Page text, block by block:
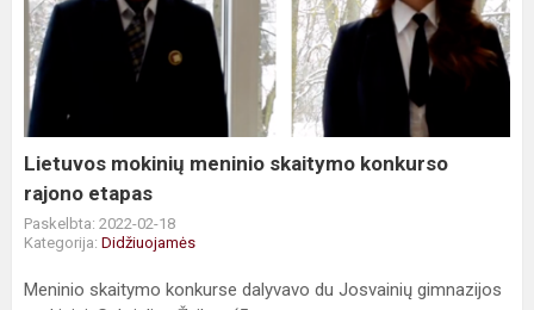
meninio
skaitymo
konkurso
rajono
etapas
Lietuvos mokinių meninio skaitymo konkurso
rajono etapas
Paskelbta: 2022-02-18
Kategorija: Didžiuojamės
Meninio skaitymo konkurse dalyvavo du Josvainių gimnazijos